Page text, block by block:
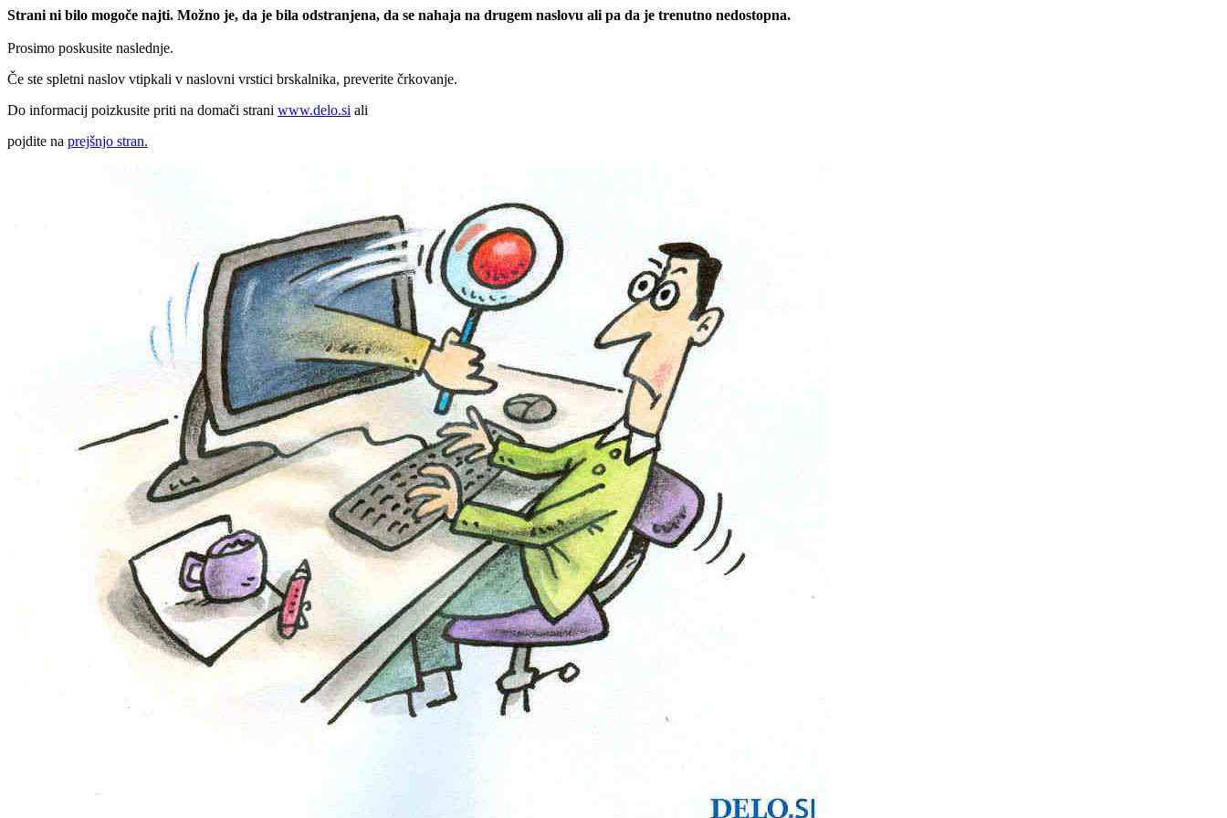
Strani ni bilo mogoče najti. Možno je, da je bila odstranjena, da se nahaja na drugem naslovu ali pa da je trenutno nedostopna.
Prosimo poskusite naslednje.
Če ste spletni naslov vtipkali v naslovni vrstici brskalnika, preverite črkovanje.
Do informacij poizkusite priti na domači strani www.delo.si ali
pojdite na prejšnjo stran.